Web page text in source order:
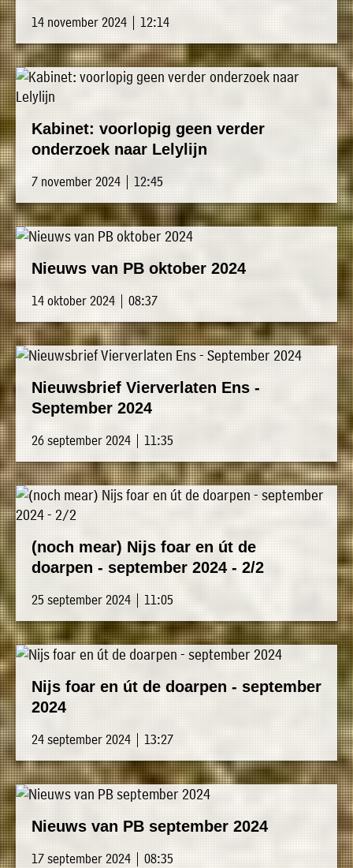
14 november 2024 | 12:14
Kabinet: voorlopig geen verder
onderzoek naar Lelylijn
7 november 2024 | 12:45
Nieuws van PB oktober 2024
14 oktober 2024 | 08:37
Nieuwsbrief Vierverlaten Ens -
September 2024
26 september 2024 | 11:35
(noch mear) Nijs foar en út de
doarpen - september 2024 - 2/2
25 september 2024 | 11:05
Nijs foar en út de doarpen - september
2024
24 september 2024 | 13:27
Nieuws van PB september 2024
17 september 2024 | 08:35